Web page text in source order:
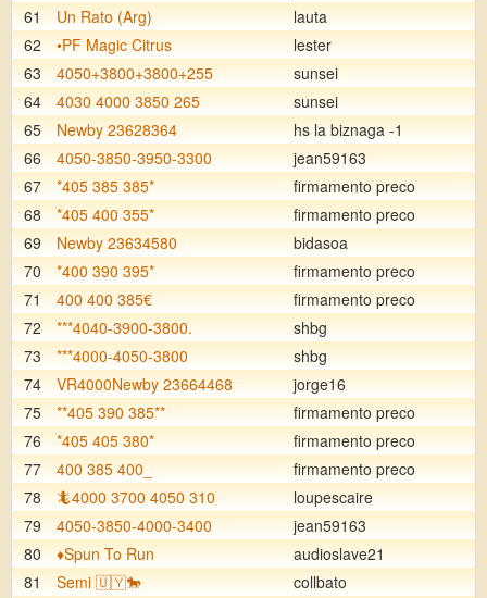
61
Un Rato (Arg)
lauta
62
•PF Magic Citrus
lester
63
4050+3800+3800+255
sunsei
64
4030 4000 3850 265
sunsei
65
Newby 23628364
hs la biznaga -1
66
4050-3850-3950-3300
jean59163
67
*405 385 385*
firmamento preco
68
*405 400 355*
firmamento preco
69
Newby 23634580
bidasoa
70
*400 390 395*
firmamento preco
71
400 400 385€
firmamento preco
72
***4040-3900-3800.
shbg
73
***4000-4050-3800
shbg
74
VR4000Newby 23664468
jorge16
75
**405 390 385**
firmamento preco
76
*405 405 380*
firmamento preco
77
400 385 400_
firmamento preco
78
🦎4000 3700 4050 310
loupescaire
79
4050-3850-4000-3400
jean59163
80
♦️Spun To Run
audioslave21
81
Semi 🇺🇾🐎
collbato